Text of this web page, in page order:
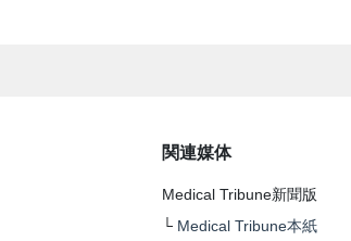
関連媒体
Medical Tribune新聞版
└ Medical Tribune本紙